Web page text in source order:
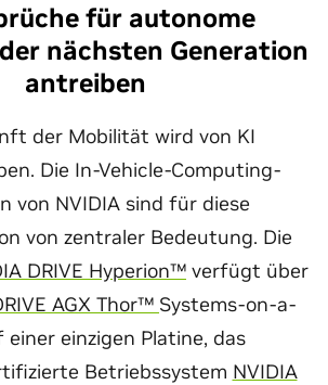
für autonome
nächsten Generation
antreiben
der Mobilität wird von KI
Die In-Vehicle-Computing-
von NVIDIA sind für diese
von zentraler Bedeutung. Die
DRIVE Hyperion™ verfügt über
AGX Thor™ Systems-on-a-
einer einzigen Platine, das
Betriebssystem NVIDIA